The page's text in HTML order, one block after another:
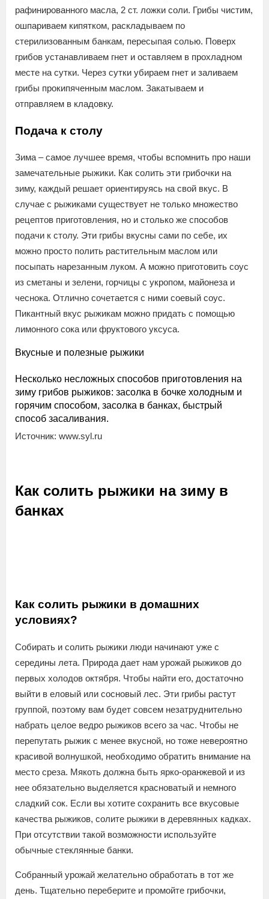
рафинированного масла, 2 ст. ложки соли. Грибы чистим,
ошпариваем кипятком, раскладываем по
стерилизованным банкам, пересыпая солью. Поверх
грибов устанавливаем гнет и оставляем в прохладном
месте на сутки. Через сутки убираем гнет и заливаем
грибы прокипяченным маслом. Закатываем и
отправляем в кладовку.
Подача к столу
Зима – самое лучшее время, чтобы вспомнить про наши
замечательные рыжики. Как солить эти грибочки на
зиму, каждый решает ориентируясь на свой вкус. В
случае с рыжиками существует не только множество
рецептов приготовления, но и столько же способов
подачи к столу. Эти грибы вкусны сами по себе, их
можно просто полить растительным маслом или
посыпать нарезанным луком. А можно приготовить соус
из сметаны и зелени, горчицы с укропом, майонеза и
чеснока. Отлично сочетается с ними соевый соус.
Пикантный вкус рыжикам можно придать с помощью
лимонного сока или фруктового уксуса.
Вкусные и полезные рыжики
Несколько несложных способов приготовления на
зиму грибов рыжиков: засолка в бочке холодным и
горячим способом, засолка в банках, быстрый
способ засаливания.
Источник: www.syl.ru
Как солить рыжики на зиму в
банках
Как солить рыжики в домашних
условиях?
Собирать и солить рыжики люди начинают уже с
середины лета. Природа дает нам урожай рыжиков до
первых холодов октября. Чтобы найти его, достаточно
выйти в еловый или сосновый лес. Эти грибы растут
группой, поэтому вам будет совсем незатруднительно
набрать целое ведро рыжиков всего за час. Чтобы не
перепутать рыжик с менее вкусной, но тоже невероятно
красивой волнушкой, необходимо обратить внимание на
место среза. Мякоть должна быть ярко-оранжевой и из
нее обязательно выделяется красноватый и немного
сладкий сок. Если вы хотите сохранить все вкусовые
качества рыжиков, солите рыжики в деревянных кадках.
При отсутствии такой возможности используйте
обычные стеклянные банки.
Собранный урожай желательно обработать в тот же
день. Тщательно переберите и промойте грибочки,